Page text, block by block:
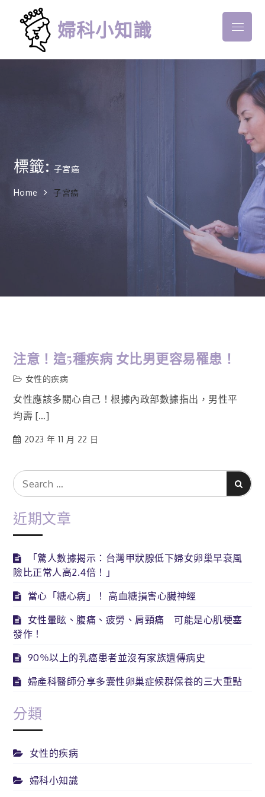
content
婦科小知識 Menu
標籤: 子宮癌
Home 子宮癌
注意！這5種疾病 女比男更容易罹患！
女性的疾病
女性應該多關心自己！根據內政部數據指出，男性平
均壽 […]
2023 年 11 月 22 日
Search
for:
Search
近期文章
「驚人數據揭示：台灣甲狀腺低下婦女卵巢早衰風
險比正常人高2.4倍！」
當心「糖心病」！ 高血糖損害心臟神經
女性暈眩、腹痛、疲勞、肩頸痛 可能是心肌梗塞
發作！
90％以上的乳癌患者並沒有家族遺傳病史
婦產科醫師分享多囊性卵巢症候群保養的三大重點
分類
女性的疾病
婦科小知識